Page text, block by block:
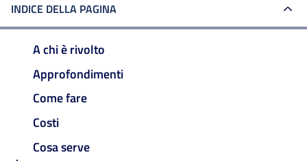
INDICE DELLA PAGINA
A chi è rivolto
Approfondimenti
Come fare
Costi
Cosa serve